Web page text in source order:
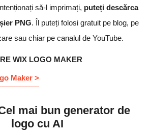
să-l imprimați, puteți descărca
PNG. Îl puteți folosi gratuit pe blog, pe
sau chiar pe canalul de YouTube.
WIX LOGO MAKER
Maker >
mai bun generator de
logo cu AI